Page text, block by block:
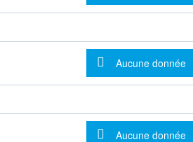
Message
Aucune donnée
Message
Aucune donnée